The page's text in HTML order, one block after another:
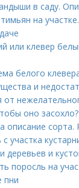
в саду.
на
или клевер
белого
и
от
оно засохло?
описание сорта.
участка
деревьев и
поросль на
пни